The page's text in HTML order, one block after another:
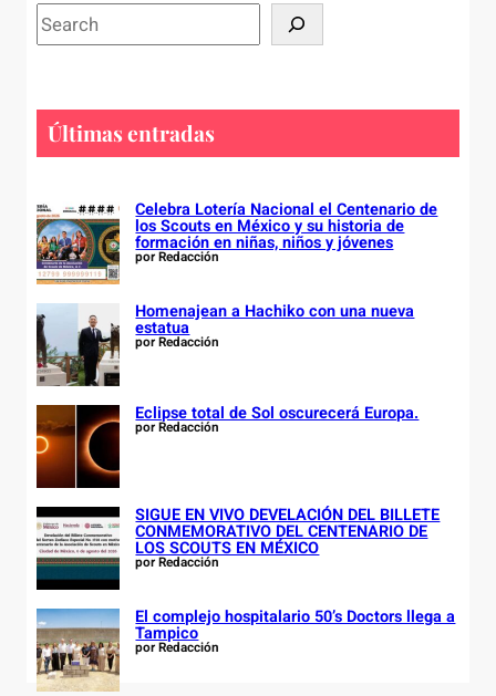
S
e
h
Últimas entradas
Celebra Lotería Nacional el Centenario de
los Scouts en México y su historia de
formación en niñas, niños y jóvenes
por Redacción
Homenajean a Hachiko con una nueva
estatua
por Redacción
Eclipse total de Sol oscurecerá Europa.
por Redacción
SIGUE EN VIVO DEVELACIÓN DEL BILLETE
CONMEMORATIVO DEL CENTENARIO DE
LOS SCOUTS EN MÉXICO
por Redacción
El complejo hospitalario 50’s Doctors llega a
Tampico
por Redacción